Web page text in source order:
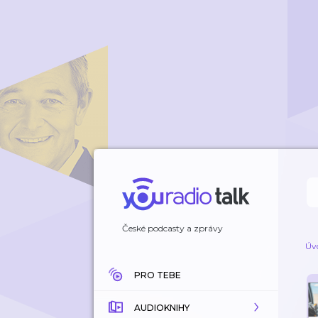
České podcasty a zprávy
PRO TEBE
AUDIOKNIHY